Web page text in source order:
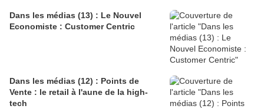
Dans les médias (13) : Le Nouvel
Economiste : Customer Centric
Dans les médias (12) : Points de
Vente : le retail à l'aune de la high-
tech